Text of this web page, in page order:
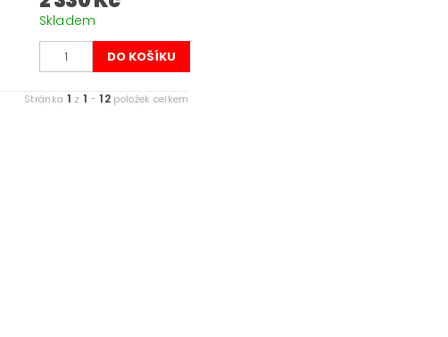
Skladem
Stránka 1 z1 -12položek celkem